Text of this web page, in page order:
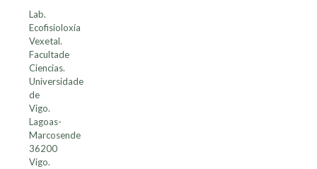
Lab.
Ecofisioloxía
Vexetal.
Facultade
Ciencias.
Universidade
de
Vigo.
Lagoas-
Marcosende
36200
Vigo.